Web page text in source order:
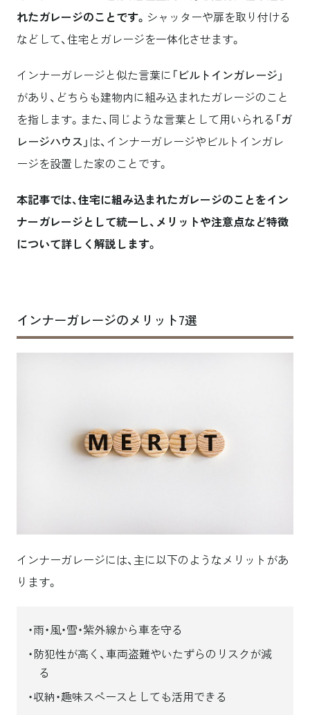
れたガレージのことです。 シャッターや扉を取り付ける
などして、住宅とガレージを一体化させます。
インナーガレージと似た言葉に「ビルトインガレージ 」
があり、どちらも建物内に組み込まれたガレージのこと
を指します。また、同じような言葉として用いられる「ガ
レージハウス 」は、インナーガレージやビルトインガレ
ージを設置した家のことです。
本記事では、住宅に組み込まれたガレージのことをイン
ナーガレージとして統一し、メリットや注意点など特徴
について詳しく解説します。
インナーガレージのメリット7選
インナーガレージには、主に以下のようなメリットがあ
ります。
雨・風・雪・紫外線から車を守る
防犯性が高く、車両盗難やいたずらのリスクが減
る
収納・趣味スペースとしても活用できる